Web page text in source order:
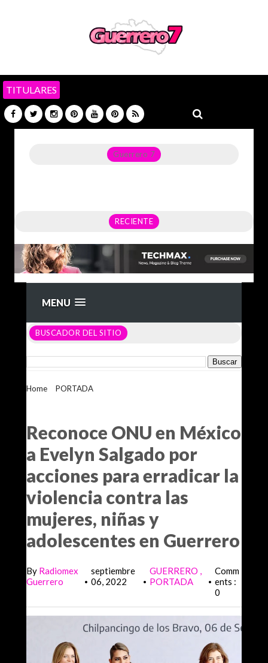
TITULARES
Guerrero 7
RECIENTE
MENU
BUSCADOR DEL SITIO
Home PORTADA
Reconoce ONU en México
a Evelyn Salgado por
acciones para erradicar la
violencia contra las
mujeres, niñas y
adolescentes en Guerrero
By Radiomex
Guerrero
•
septiembre
06, 2022
•
GUERRERO
PORTADA
•
Comm
ents :
0